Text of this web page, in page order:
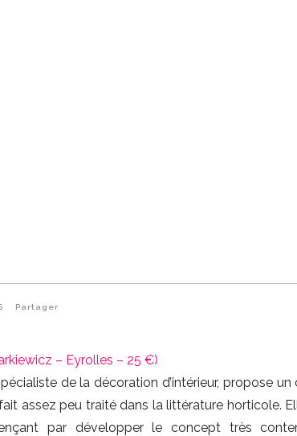
Partager
– Eyrolles – 25 €)
de la décoration d’intérieur, propose un
assez peu traité dans la littérature horticole.
par développer le concept très